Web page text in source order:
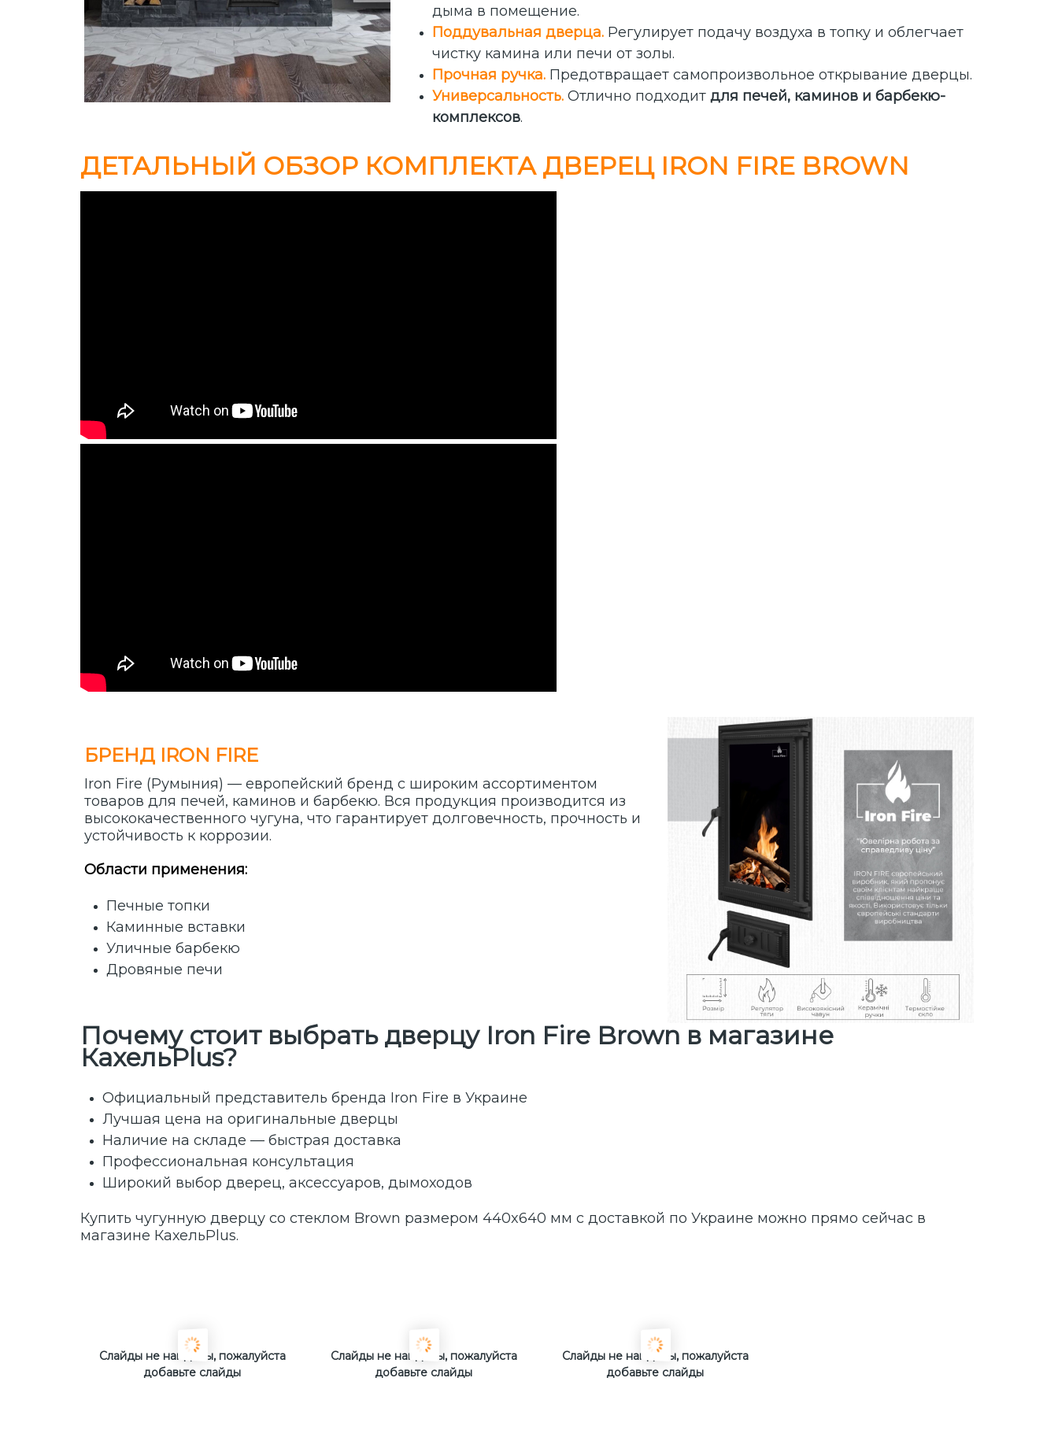
дыма в помещение.
Поддувальная дверца. Регулирует подачу воздуха в топку и облегчает
чистку камина или печи от золы.
Прочная ручка. Предотвращает самопроизвольное открывание дверцы.
Универсальность. Отлично подходит для печей, каминов и барбекю-
комплексов.
ДЕТАЛЬНЫЙ ОБЗОР КОМПЛЕКТА ДВЕРЕЦ IRON FIRE BROWN
БРЕНД IRON FIRE
Iron Fire (Румыния) — европейский бренд с широким ассортиментом
товаров для печей, каминов и барбекю. Вся продукция производится из
высококачественного чугуна, что гарантирует долговечность, прочность и
устойчивость к коррозии.
Области применения:
Печные топки
Каминные вставки
Уличные барбекю
Дровяные печи
Почему стоит выбрать дверцу Iron Fire Brown в магазине
КахельPlus?
Официальный представитель бренда Iron Fire в Украине
Лучшая цена на оригинальные дверцы
Наличие на складе — быстрая доставка
Профессиональная консультация
Широкий выбор дверец, аксессуаров, дымоходов
Купить чугунную дверцу со стеклом Brown размером 440x640 мм с доставкой по Украине можно прямо сейчас в
магазине КахельPlus.
Слайды не найдены, пожалуйста
добавьте слайды
Слайды не найдены, пожалуйста
добавьте слайды
Слайды не найдены, пожалуйста
добавьте слайды